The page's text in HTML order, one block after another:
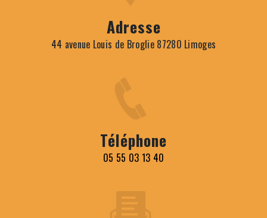
Adresse
44 avenue Louis de Broglie 87280 Limoges
Téléphone
05 55 03 13 40